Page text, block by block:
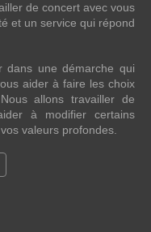
de concert avec vous
et un service qui répond
dans une démarche qui
aider à faire les choix
allons travailler de
à modifier certains
valeurs profondes.